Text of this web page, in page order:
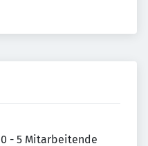
0 - 5 Mitarbeitende